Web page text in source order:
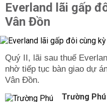
Everland lãi gấp
Vân Đồn
Quý II, lãi sau thuế
nhờ tiếp tục bàn giao dự
Vân Đồn.
Trường